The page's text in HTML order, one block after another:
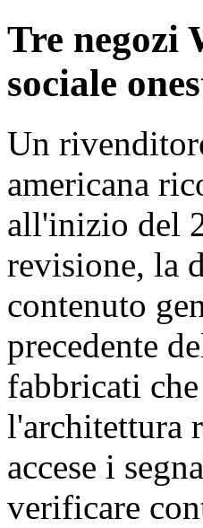
Tre negozi
sociale
Un
americana
all'inizio del
revisione, la
contenuto
precedente
fabbricati
l'architettura
accese i
verificare